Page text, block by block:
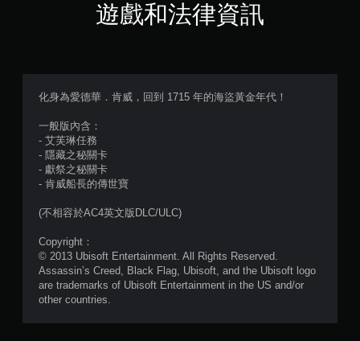
共
遊戲和法律資訊
化身為愛德華．肯威，回到 1715 年的海盜黃金年代！
一般版內含：
- 艾芙琳任務
- 隱藏之秘關卡
- 獻祭之秘關卡
- 肯威船長的傳世寶
(不相容於AC4英文版DLC/ULC)
Copyright：
© 2013 Ubisoft Entertainment. All Rights Reserved.
Assassin’s Creed, Black Flag, Ubisoft, and the Ubisoft logo
are trademarks of Ubisoft Entertainment in the US and/or
other countries.